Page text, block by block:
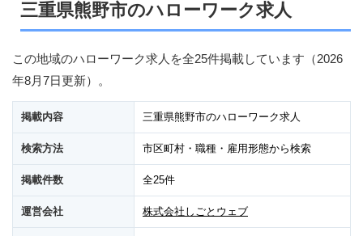
三重県熊野市のハローワーク求人
この地域のハローワーク求人を全25件掲載しています（2026
年8月7日更新）。
掲載内容 三重県熊野市のハローワーク求人
検索方法 市区町村・職種・雇用形態から検索
掲載件数 全25件
運営会社 株式会社しごとウェブ